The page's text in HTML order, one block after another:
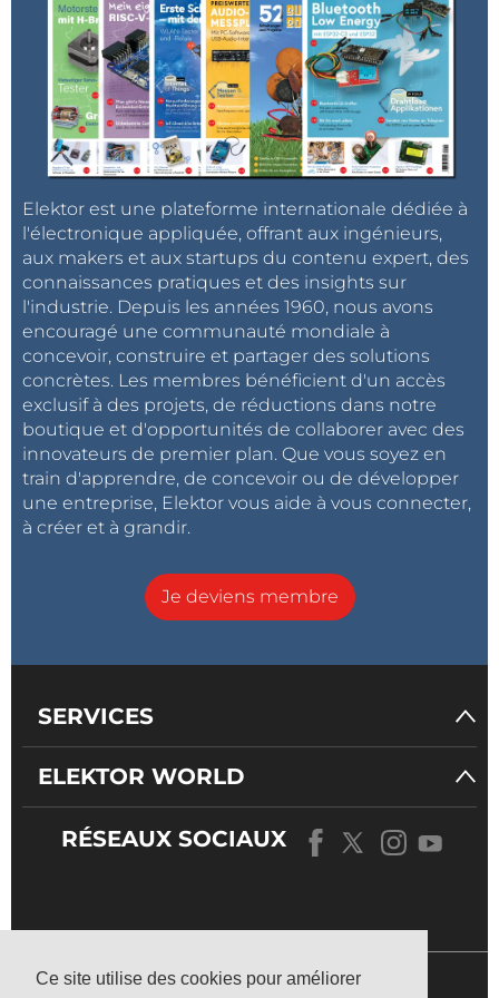
Ce site utilise des cookies pour améliorer
un e-mail dès qu’un nouvel article à ce sujet sera
publié sur notre site web !
Elektor est une plateforme internationale dédiée à
l'électronique appliquée, offrant aux ingénieurs,
aux makers et aux startups du contenu expert, des
connaissances pratiques et des insights sur
l'industrie. Depuis les années 1960, nous avons
encouragé une communauté mondiale à
concevoir, construire et partager des solutions
concrètes. Les membres bénéficient d'un accès
exclusif à des projets, de réductions dans notre
boutique et d'opportunités de collaborer avec des
innovateurs de premier plan. Que vous soyez en
train d'apprendre, de concevoir ou de développer
une entreprise, Elektor vous aide à vous connecter,
à créer et à grandir.
Je deviens membre
SERVICES
ELEKTOR WORLD
RÉSEAUX SOCIAUX